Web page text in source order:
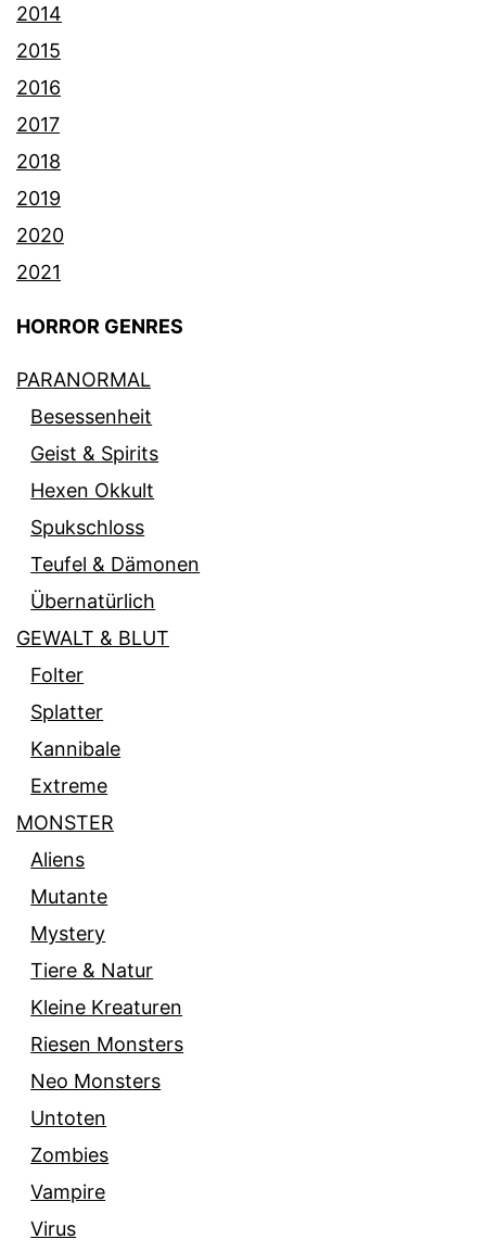
2014
2015
2016
2017
2018
2019
2020
2021
HORROR GENRES
PARANORMAL
Besessenheit
Geist & Spirits
Hexen Okkult
Spukschloss
Teufel & Dämonen
Übernatürlich
GEWALT & BLUT
Folter
Splatter
Kannibale
Extreme
MONSTER
Aliens
Mutante
Mystery
Tiere & Natur
Kleine Kreaturen
Riesen Monsters
Neo Monsters
Untoten
Zombies
Vampire
Virus